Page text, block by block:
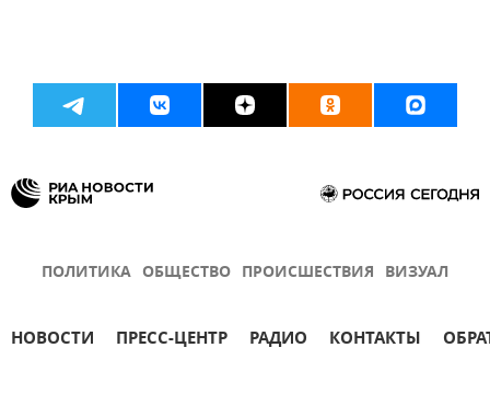
ПОЛИТИКА ОБЩЕСТВО ПРОИСШЕСТВИЯ ВИЗУАЛ
НОВОСТИ ПРЕСС-ЦЕНТР РАДИО КОНТАКТЫ